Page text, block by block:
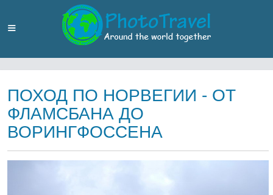
ПОХОД ПО НОРВЕГИИ - ОТ
ФЛАМСБАНА ДО
ВОРИНГФОССЕНА